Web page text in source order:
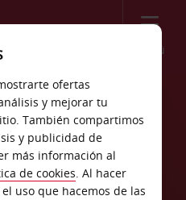
Menú
Milas
ofertas
y mejorar tu
También compartimos
y publicidad de
más información al
de cookies. Al hacer
el uso que hacemos de las